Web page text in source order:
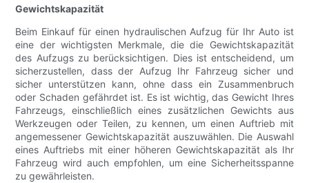
Gewichtskapazität
Beim Einkauf für einen hydraulischen Aufzug für Ihr Auto ist
eine der wichtigsten Merkmale, die die Gewichtskapazität
des Aufzugs zu berücksichtigen. Dies ist entscheidend, um
sicherzustellen, dass der Aufzug Ihr Fahrzeug sicher und
sicher unterstützen kann, ohne dass ein Zusammenbruch
oder Schaden gefährdet ist. Es ist wichtig, das Gewicht Ihres
Fahrzeugs, einschließlich eines zusätzlichen Gewichts aus
Werkzeugen oder Teilen, zu kennen, um einen Auftrieb mit
angemessener Gewichtskapazität auszuwählen. Die Auswahl
eines Auftriebs mit einer höheren Gewichtskapazität als Ihr
Fahrzeug wird auch empfohlen, um eine Sicherheitsspanne
zu gewährleisten.